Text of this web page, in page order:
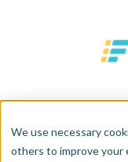
We use necessary
others to improve your